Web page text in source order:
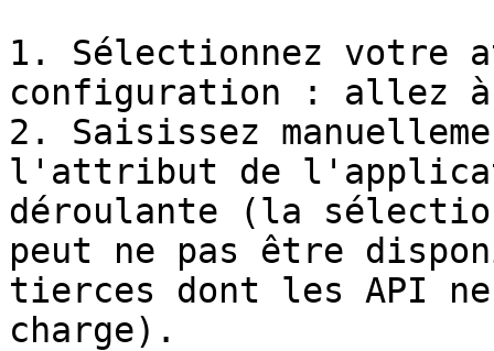
1. Sélectionnez votre
configuration : allez
2. Saisissez
l'attribut de
déroulante (la
peut ne pas être
tierces dont les API
charge).